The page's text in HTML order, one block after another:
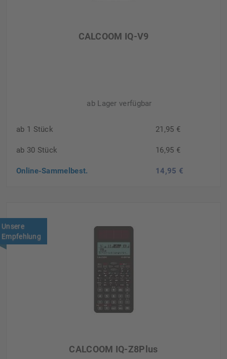
CALCOOM IQ-V9
ab Lager verfügbar
ab 1 Stück 21,95 €
ab 30 Stück 16,95 €
Online-Sammelbest. 14,95 €
Unsere
Empfehlung
CALCOOM IQ-Z8Plus